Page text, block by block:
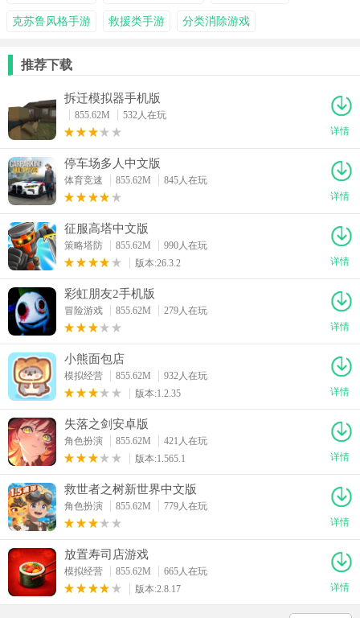
克苏鲁风格手游 救援类手游 分类消除游戏
推荐下载
拆迁模拟器手机版
855.62M
532人在玩
详情
停车场多人中文版
体育竞速 855.62M
845人在玩
详情
征服高塔中文版
策略塔防 855.62M
990人在玩
版本:26.3.2
详情
彩虹朋友2手机版
冒险游戏 855.62M
279人在玩
详情
小熊面包店
模拟经营 855.62M
932人在玩
版本:1.2.35
详情
失落之剑安卓版
角色扮演 855.62M
421人在玩
版本:1.565.1
详情
救世者之树新世界中文版
角色扮演 855.62M
779人在玩
详情
放置寿司店游戏
模拟经营 855.62M
665人在玩
版本:2.8.17
详情